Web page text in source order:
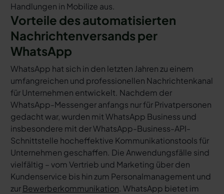
Handlungen in Mobilize aus.
Vorteile des automatisierten
Nachrichtenversands per
WhatsApp
WhatsApp hat sich in den letzten Jahren zu einem
umfangreichen und professionellen Nachrichtenkanal
für Unternehmen entwickelt. Nachdem der
WhatsApp-Messenger anfangs nur für Privatpersonen
gedacht war, wurden mit WhatsApp Business und
insbesondere mit der WhatsApp-Business-API-
Schnittstelle hocheffektive Kommunikationstools für
Unternehmen geschaffen. Die Anwendungsfälle sind
vielfältig – vom Vertrieb und Marketing über den
Kundenservice bis hin zum Personalmanagement und
zurBewerberkommunikation. WhatsApp bietet im